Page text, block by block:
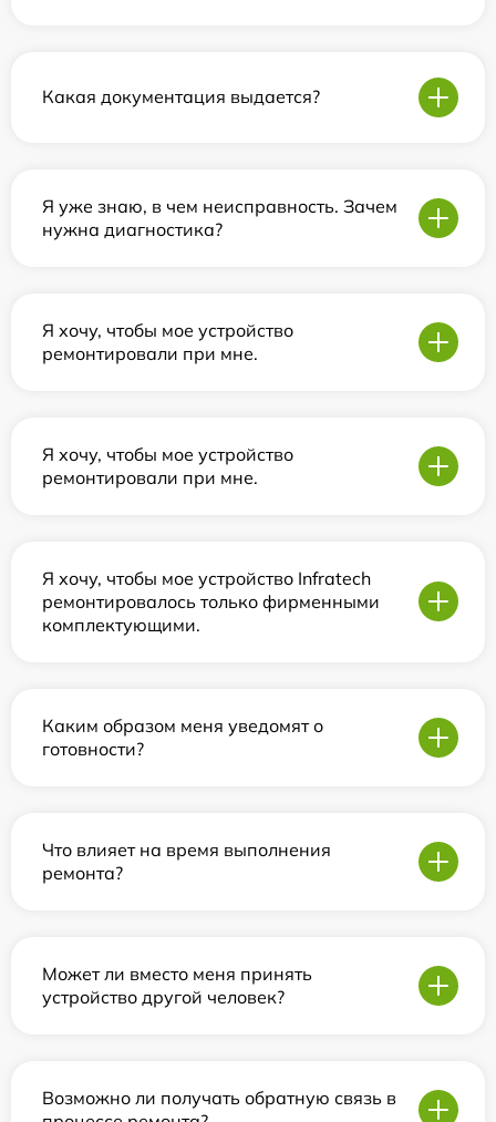
Какая документация выдается?
Я уже знаю, в чем неисправность. Зачем
нужна диагностика?
Я хочу, чтобы мое устройство
ремонтировали при мне.
Я хочу, чтобы мое устройство
ремонтировали при мне.
Я хочу, чтобы мое устройство Infratech
ремонтировалось только фирменными
комплектующими.
Каким образом меня уведомят о
готовности?
Что влияет на время выполнения
ремонта?
Может ли вместо меня принять
устройство другой человек?
Возможно ли получать обратную связь в